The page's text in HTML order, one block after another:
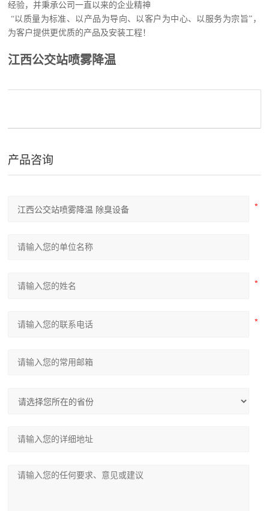
经验，并秉承公司一直以来的企业精神
“以质量为标准、以产品为导向、以客户为中心、以服务为宗旨”，
为客户提供更优质的产品及安装工程！
江西公交站喷雾降温
产品咨询